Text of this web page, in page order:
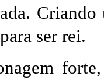
ser rei.